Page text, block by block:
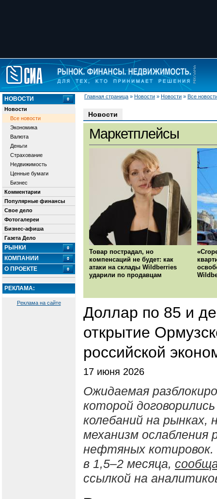
Главная страница » Новости » Новости » Все
НОВОСТИ
Новости
Все новости
Экономика
Валюта
Деньги
Страхование
Недвижимость
Ценные бумаги
Бизнес
Комментарии
Популярные финансы
Свое дело
Фотогалереи
Бизнес-афиша
Газета Дело
РЫНКИ
КОМПАНИИ
О ПРОЕКТЕ
РЕКЛАМА:
Реклама на сайте
Новости
Маркетплейсы
Товар пострадал, но
компенсаций не будет: как
атаки на склады Wildberries
ударили по продавцам
Доллар по 85 и
открытие
российской
17 июня 2026
Ожидаемая
которой
колебаний на
механизм ослабления
нефтяных
в 1,5–2 месяца,
ссылкой на